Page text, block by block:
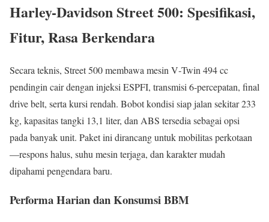
Harley-Davidson Street 500: Spesifikasi,
Fitur, Rasa Berkendara
Secara teknis, Street 500 membawa mesin V‑Twin 494 cc
pendingin cair dengan injeksi ESPFI, transmisi 6‑percepatan, final
drive belt, serta kursi rendah. Bobot kondisi siap jalan sekitar 233
kg, kapasitas tangki 13,1 liter, dan ABS tersedia sebagai opsi
pada banyak unit. Paket ini dirancang untuk mobilitas perkotaan
—respons halus, suhu mesin terjaga, dan karakter mudah
dipahami pengendara baru.
Performa Harian dan Konsumsi BBM